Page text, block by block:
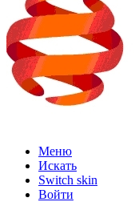
Меню
Искать
Switch skin
Войти